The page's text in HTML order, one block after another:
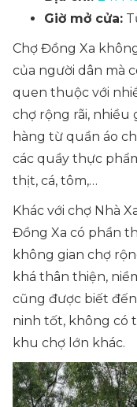
Giờ mở cửa:
Chợ Đồng Xa
của người dân mà
quen thuộc với
chợ rộng rãi, nhiều
hàng từ quần áo
các quầy thực
thịt, cá, tôm,…
Khác với chợ Nhà
Đồng Xa có phần
không gian chợ
khá thân thiện,
cũng được biết
ninh tốt, không có
khu chợ lớn khác.